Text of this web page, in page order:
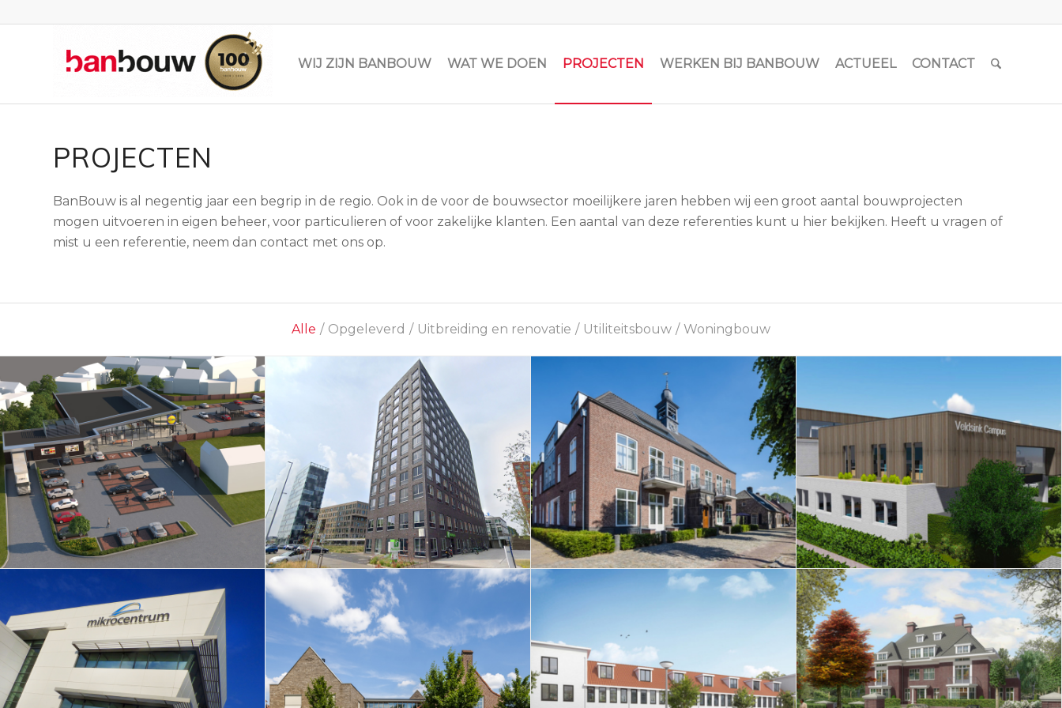
WIJ ZIJN BANBOUW WAT WE DOEN PROJECTEN WERKEN BIJ BANBOUW ACTUEEL CONTACT
PROJECTEN
BanBouw is al negentig jaar een begrip in de regio. Ook in de voor de bouwsector moeilijkere jaren hebben wij een groot aantal bouwprojecten
mogen uitvoeren in eigen beheer, voor particulieren of voor zakelijke klanten. Een aantal van deze referenties kunt u hier bekijken. Heeft u vragen of
mist u een referentie, neem dan contact met ons op.
Alle / Opgeleverd / Uitbreiding en renovatie / Utiliteitsbouw / Woningbouw
Duurzame Lidl
Supermarkt – Sint-
Oedenrode
Holiday Inn hotel – Flight
Forum Eindhoven
5 royale appartementen
Raadhuys – Eersel
Uitbreiding Veldsink
Campus – Nuenen
Verbouwing Mikrocentrum
– Veldhoven
Transformatie De Vank –
Nuenen
Nieuwbouw 37 woningen
Sint-Joriskwartier –
Eindhoven
Transformatie tot zes luxe
appartementen Den
Hoppenhof – Geldrop